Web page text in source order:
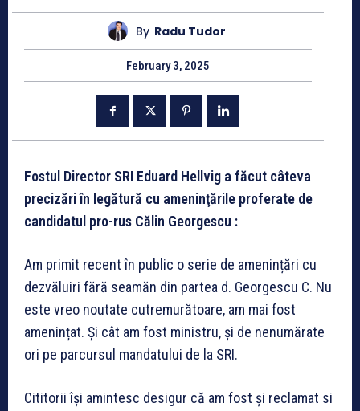
By Radu Tudor
February 3, 2025
Fostul Director SRI Eduard Hellvig a făcut câteva
precizări în legătură cu ameninţările proferate de
candidatul pro-rus Călin Georgescu :
Am primit recent în public o serie de amenințări cu
dezvăluiri fără seamăn din partea d. Georgescu C. Nu
este vreo noutate cutremurătoare, am mai fost
amenințat. Și cât am fost ministru, și de nenumărate
ori pe parcursul mandatului de la SRI.
Cititorii își amintesc desigur că am fost și reclamat si